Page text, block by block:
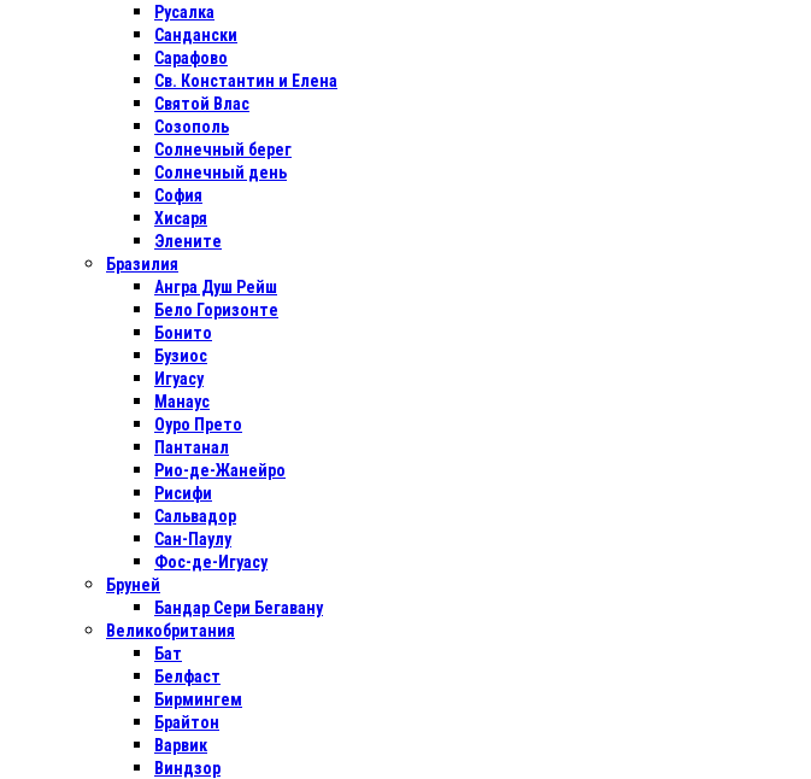
Русалка
Сандански
Сарафово
Св. Константин и Елена
Святой Влас
Созополь
Солнечный берег
Солнечный день
София
Хисаря
Элените
Бразилия
Ангра Душ Рейш
Бело Горизонте
Бонито
Бузиос
Игуасу
Манаус
Оуро Прето
Пантанал
Рио-де-Жанейро
Рисифи
Сальвадор
Сан-Паулу
Фос-де-Игуасу
Бруней
Бандар Сери Бегавану
Великобритания
Бат
Белфаст
Бирмингем
Брайтон
Варвик
Виндзор